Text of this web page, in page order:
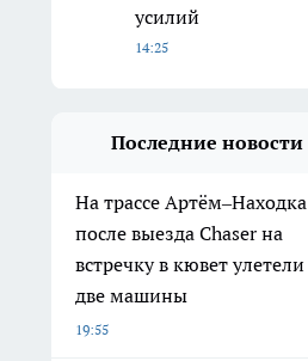
усилий
14:25
Последние новости
На трассе Артём–Находка
после выезда Chaser на
встречку в кювет улетели
две машины
19:55